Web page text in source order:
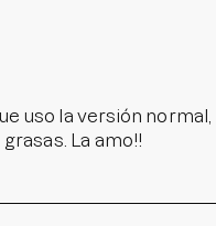
uso la versión
La amo!!